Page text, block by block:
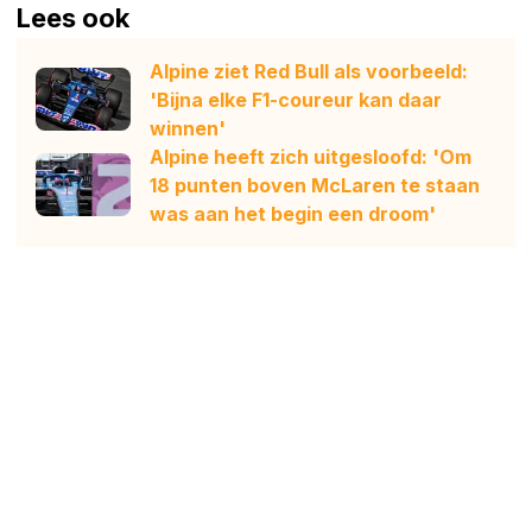
Lees ook
Alpine ziet Red Bull als voorbeeld:
'Bijna elke F1-coureur kan daar
winnen'
Alpine heeft zich uitgesloofd: 'Om
18 punten boven McLaren te staan
was aan het begin een droom'